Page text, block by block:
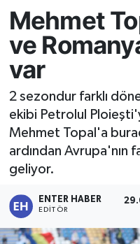
Mehmet
ve
var
2 sezondur farklı
ekibi Petrolul
Mehmet Topal'a
ardından Avrupa'nın
geliyor.
ENTER HABER
EDITÖR